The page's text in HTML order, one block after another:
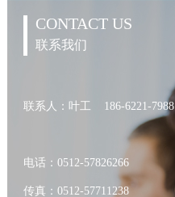
CONTACT US
联系我们
联系人：叶工 186-6221-7988
电话：0512-57826266
传真：0512-57711238